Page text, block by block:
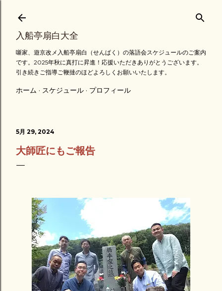
スキップしてメイン コンテンツに移動
入船亭扇白大全
噺家、遊京改メ入船亭扇白（せんぱく）の落語会スケジュールのご案内
です。2025年秋に真打に昇進！応援いただきありがとうございます。
引き続きご指導ご鞭撻のほどよろしくお願いいたします。
ホーム スケジュール プロフィール
5月 29, 2024
大師匠にもご報告